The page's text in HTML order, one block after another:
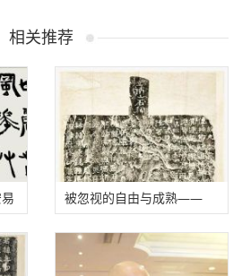
篆刻
?id=8768
相关推荐